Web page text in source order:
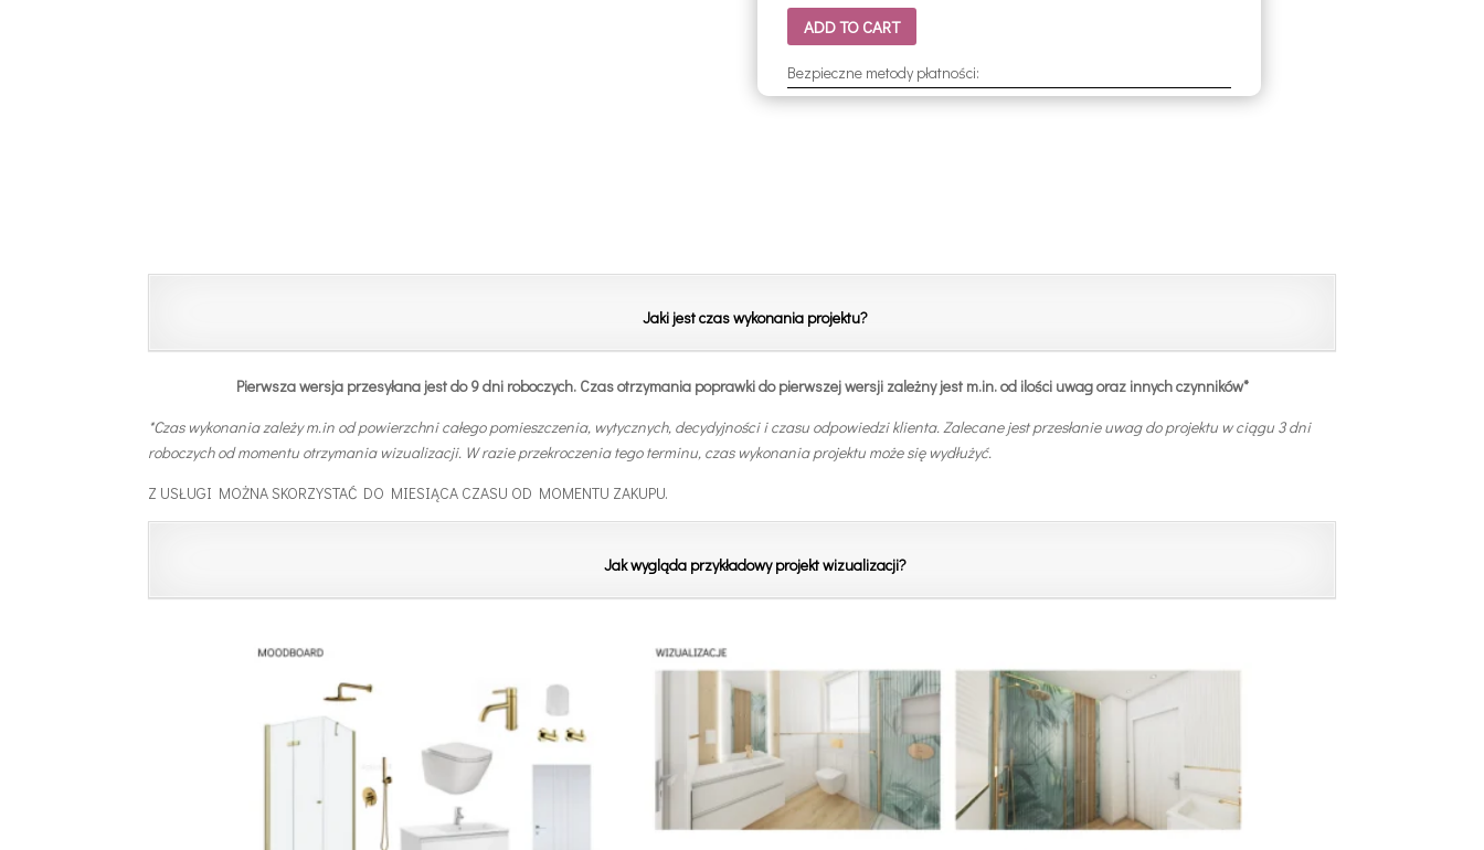
ADD TO CART
Bezpieczne metody płatności:
Jaki jest czas wykonania projektu?
Pierwsza wersja przesyłana jest do 9 dni roboczych. Czas otrzymania poprawki do pierwszej wersji zależny jest m.in. od ilości uwag oraz innych czynników*
*Czas wykonania zależy m.in od powierzchni całego pomieszczenia, wytycznych, decydyjności i czasu odpowiedzi klienta.Zalecane jest przesłanie uwag do projektu w ciągu 3 dni
roboczych od momentu otrzymania wizualizacji. W razie przekroczenia tego terminu, czas wykonania projektu może się wydłużyć.
Z USŁUGI MOŻNA SKORZYSTAĆ DO MIESIĄCA CZASU OD MOMENTU ZAKUPU.
Jak wygląda przykładowy projekt wizualizacji?